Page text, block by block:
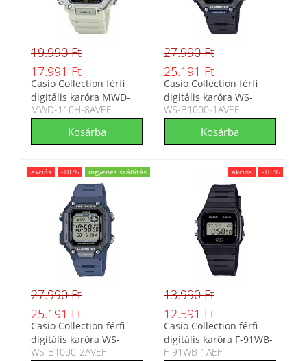
19.990 Ft
17.991 Ft
Casio Collection férfi
digitális karóra MWD-
110H-8AVEF
MWD-110H-8AVEF
27.990 Ft
25.191 Ft
Casio Collection férfi
digitális karóra WS-
B1000-1AVEF
WS-B1000-1AVEF
akciós -10 % ingyenes szállítás
27.990 Ft
25.191 Ft
Casio Collection férfi
digitális karóra WS-
B1000-2AVEF
WS-B1000-2AVEF
akciós -10 %
13.990 Ft
12.591 Ft
Casio Collection férfi
digitális karóra F-91WB-
1AEF
F-91WB-1AEF